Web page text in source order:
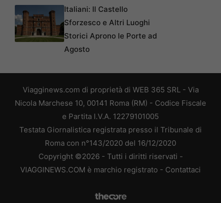
Italiani: Il Castello
Sforzesco e Altri Luoghi
Storici Aprono le Porte ad
Agosto
Viagginews.com di proprietà di WEB 365 SRL - Via
Nicola Marchese 10, 00141 Roma (RM) - Codice Fiscale
e Partita I.V.A. 12279101005
Testata Giornalistica registrata presso il Tribunale di
Roma con n°143/2020 del 16/12/2020
Copyright ©2026 - Tutti i diritti riservati -
VIAGGINEWS.COM è marchio registrato - Contattaci